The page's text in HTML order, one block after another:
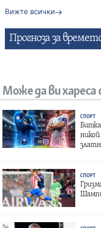
Вижте всички
Прогнозa за
Може да ви хареса
СПОРТ
никой
СПОРТ